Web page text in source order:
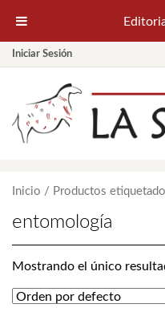
Iniciar Sesión
Inicio / Productos
entomología
Mostrando el único